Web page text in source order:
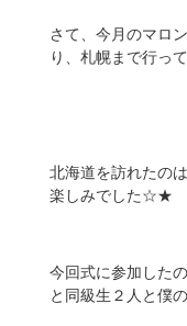
さて、今月のマロ
り、札幌まで行っ
北海道を訪れたの
楽しみでした☆★
今回式に参加した
と同級生２人と僕の